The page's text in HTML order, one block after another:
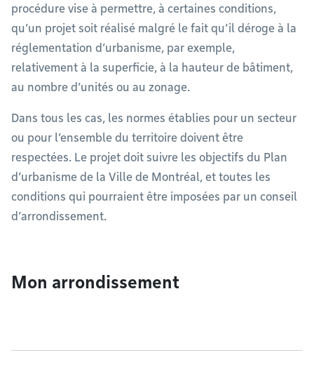
procédure vise à permettre, à certaines conditions,
qu’un projet soit réalisé malgré le fait qu’il déroge à la
réglementation d’urbanisme, par exemple,
relativement à la superficie, à la hauteur de bâtiment,
au nombre d’unités ou au zonage.
Dans tous les cas, les normes établies pour un secteur
ou pour l’ensemble du territoire doivent être
respectées. Le projet doit suivre les objectifs du Plan
d’urbanisme de la Ville de Montréal, et toutes les
conditions qui pourraient être imposées par un conseil
d’arrondissement.
Mon arrondissement